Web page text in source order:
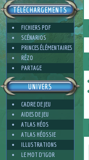
TÉLÉCHARGEMENTS
FICHIERS PDF
SCÉNARIOS
PRINCES ÉLÉMENTAIRES
RÉZO
PARTAGE
UNIVERS
CADRE DE JEU
AIDES DE JEU
ATLAS HÉOS
ATLAS HÉOSSIE
ILLUSTRATIONS
LE MOT D'IGOR